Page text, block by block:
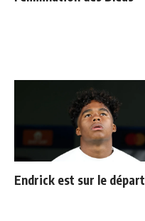
Endrick est sur le départ